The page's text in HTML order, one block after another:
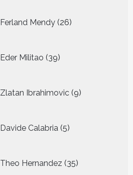
Ferland Mendy 26
producten
Eder Militao 39
producten
Zlatan Ibrahimovic 9
producten
Davide Calabria 5
producten
Theo Hernandez 35
producten